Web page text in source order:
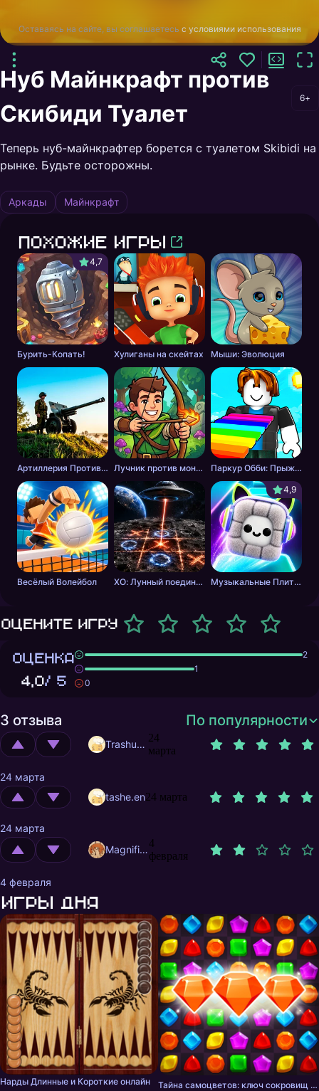
Оставаясь на сайте, вы соглашаетесь с условиями использования
Нуб Майнкрафт против
Скибиди Туалет
6+
Теперь нуб-майнкрафтер борется с туалетом Skibidi на
рынке. Будьте осторожны.
Аркады Майнкрафт
Похожие игры
4,7
Бурить-Копать! Хулиганы на скейтах Мыши: Эволюция
Артиллерия Против Танков Лучник против монстров Паркур Обби: Прыжок к Победе
Весёлый Волейбол ХО: Лунный поединок
4,9
Музыкальные Плитки: Ритм Пушистика
Оцените игру
ОЦЕНКА
4,0/ 5
2
1
0
3 отзыва По популярности
Trashuser
24
марта
24 марта
tashe.en24 марта
24 марта
MagnificentMrFox
4
февраля
4 февраля
Игры дня
Нарды Длинные и Короткие онлайн Тайна самоцветов: ключ сокровищ - три в ряд